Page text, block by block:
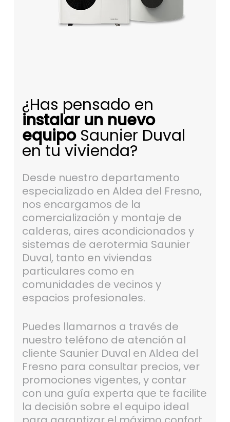
¿Has pensado en
instalar un nuevo
equipoSaunier Duval
en tu vivienda?
Desde nuestro departamento
especializado en Aldea del Fresno,
nos encargamos de la
comercialización y montaje de
calderas, aires acondicionados y
sistemas de aerotermia Saunier
Duval, tanto en viviendas
particulares como en
comunidades de vecinos y
espacios profesionales.
Puedes llamarnos a través de
nuestro teléfono de atención al
cliente Saunier Duval en Aldea del
Fresno para consultar precios, ver
promociones vigentes, y contar
con una guía experta que te facilite
la decisión sobre el equipo ideal